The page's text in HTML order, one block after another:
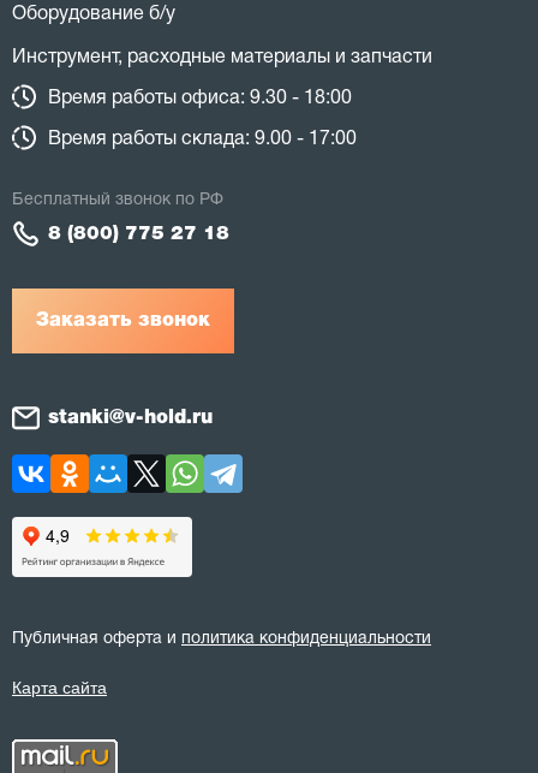
Оборудование б/у
Инструмент, расходные материалы и запчасти
Время работы офиса: 9.30 - 18:00
Время работы склада: 9.00 - 17:00
Заказать звонок
Бесплатный звонок по РФ
8 (800) 775 27 18
stanki@v-hold.ru
Публичная оферта и политика конфиденциальности
Карта сайта